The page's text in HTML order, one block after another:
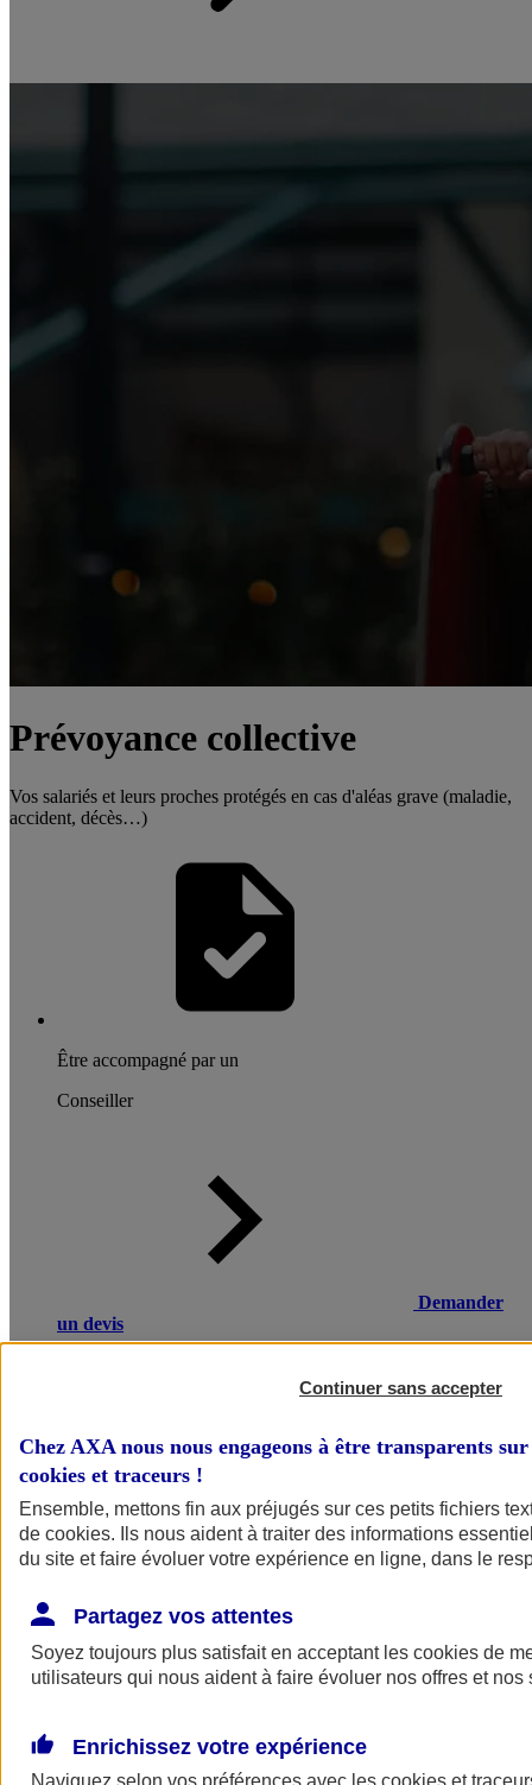
Prévoyance collective
Vos salariés et leurs proches protégés en cas d'aléas grave (maladie,
accident, décès…)
Être accompagné par un
Conseiller
Demander
un devis
invalidité ou un décès, peut avoir de lourdes conséquences
revenus et verse un capital à la famille en cas de décès.
prévoyance collective
POURQUOI CHOISIR AXA
Continuer sans accepter
Chez AXA nous nous engageons à être transparents
cookies et traceurs !
Ensemble, mettons fin aux préjugés sur ces petits fichiers
de cookies. Ils nous aident à traiter des informations
du site et faire évoluer votre expérience en ligne, dans le
Partagez vos attentes
Soyez toujours plus satisfait en acceptant les cookies de
utilisateurs qui nous aident à faire évoluer nos offres et nos
Enrichissez votre expérience